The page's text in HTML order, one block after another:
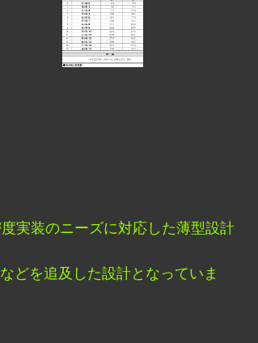
実装のニーズに対応した薄型設計
どを追及した設計となっていま